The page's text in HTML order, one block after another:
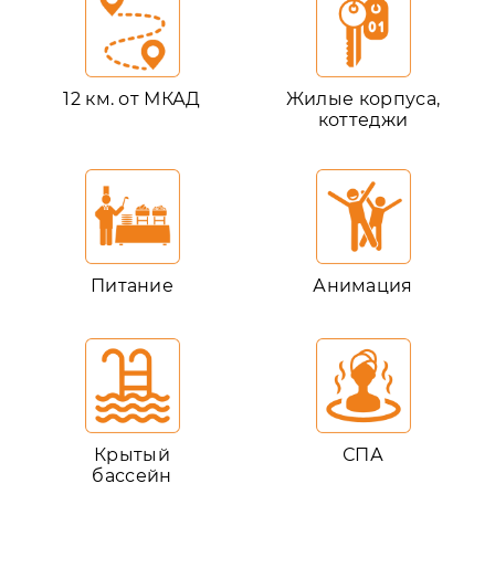
12 км. от МКАД
Жилые корпуса,
коттеджи
Питание Анимация
Крытый
бассейн
СПА